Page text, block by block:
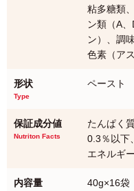
粘多糖類
ン類（A、
ン）、調
色素（ア
形状
Type
ペースト
保証成分値
Nutriton Facts
たんぱく
0.3％以下
エネルギ
内容量 40g×16袋